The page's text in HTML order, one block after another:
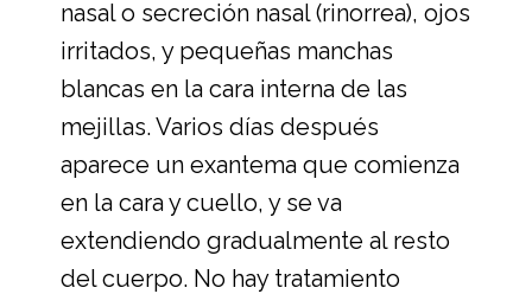
nasal o secreción nasal (rinorrea), ojos
irritados, y pequeñas manchas
blancas en la cara interna de las
mejillas. Varios días después
aparece un exantema que comienza
en la cara y cuello, y se va
extendiendo gradualmente al resto
del cuerpo. No hay tratamiento